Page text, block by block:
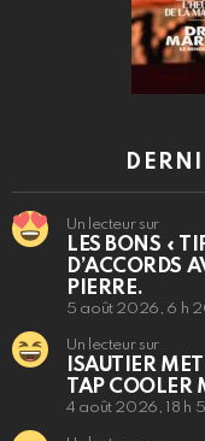
Un lecteur sur
LES BONS «
D’ACCORDS
PIERRE.
5 août 2026, 6 h
Un lecteur sur
ISAUTIER
TAP COOLER
4 août 2026, 18 h